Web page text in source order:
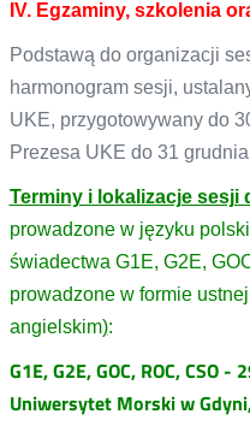
IV. Egzaminy, szkolenia
Podstawą do organizacji
harmonogram sesji,
UKE, przygotowywany do
Prezesa UKE do 31
Terminy i lokalizacje sesji
prowadzone w języku
świadectwa G1E, G2E,
prowadzone w formie
angielskim):
G1E, G2E, GOC, ROC, CSO
Uniwersytet Morski w